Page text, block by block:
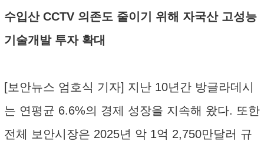
수입산 CCTV 의존도 줄이기 위해 자국산 고성능
기술개발 투자 확대
[보안뉴스 엄호식 기자] 지난 10년간 방글라데시
는 연평균 6.6%의 경제 성장을 지속해 왔다. 또한
전체 보안시장은 2025년 악 1억 2,750만달러 규